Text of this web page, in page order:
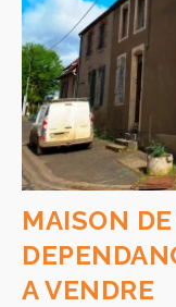
MAISON
A VENDRE